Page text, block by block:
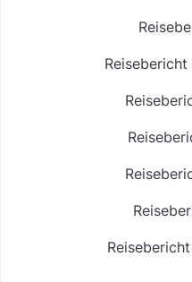
Reisebericht